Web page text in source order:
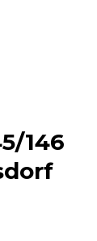
146